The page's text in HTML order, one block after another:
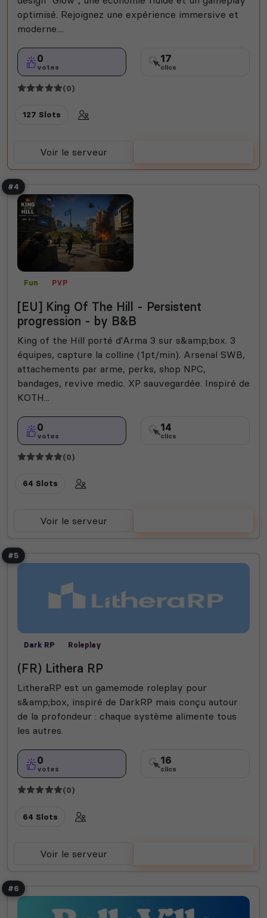
optimisé. Rejoignez une expérience immersive et
moderne....
0
votes
17
clics
(0)
127 Slots
Voir le serveur
#4
Fun PVP
[EU] King Of The Hill - Persistent
progression - by B&B
King of the Hill porté d'Arma 3 sur s&amp;box. 3
équipes, capture la colline (1pt/min). Arsenal SWB,
attachements par arme, perks, shop NPC,
bandages, revive medic. XP sauvegardée. Inspiré de
KOTH...
0
votes
14
clics
(0)
64 Slots
Voir le serveur
#5
Dark RP Roleplay
(FR) Lithera RP
LitheraRP est un gamemode roleplay pour
s&amp;box, inspiré de DarkRP mais conçu autour
de la profondeur : chaque système alimente tous
les autres.
0
votes
16
clics
(0)
64 Slots
Voir le serveur
#6